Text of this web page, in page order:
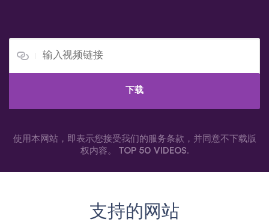
Facebook Downloader
下载
使用本网站，即表示您接受我们的服务条款，并同意不下载版
权内容。
TOP 50 VIDEOS.
支持的网站